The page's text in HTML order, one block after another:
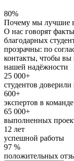
80%
Почему мы лучшие
О нас говорят
благодарных
прозрачны: по
контакты, чтобы вы
нашей надёжности
25 000+
студентов доверили
600+
экспертов в команде
65 000+
выполненных
12 лет
успешной работы
97 %
положительных